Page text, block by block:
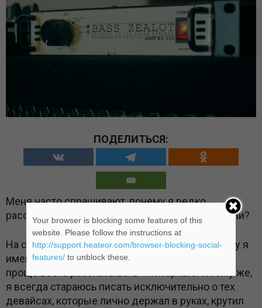
ПОДЕЛИТЬСЯ:
Меня часто спрашивают, почему я редко
рассказываю о басовом гитарном оборудовании?
На самом деле, всё банально просто: поскольку я
именно гитарист, то и приборы, о которых мне
проще всего рассказывать — гитарные. К тому же,
я всегда стараюсь писать исключительно о тех
девайсах, которые лично держал в руках, крутил
Your browser is blocking some features of this
website. Please follow the instructions at
http://support.heateor.com/browser-blocking-social-
features/to unblock these.